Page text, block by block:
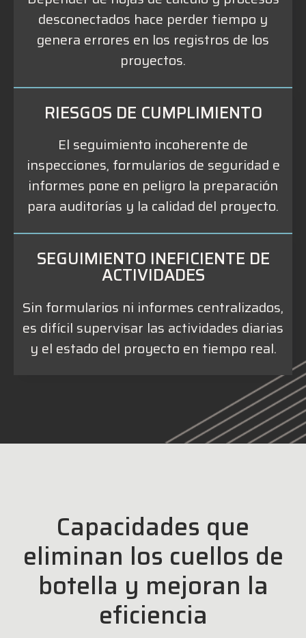
desconectados hace perder tiempo y
genera errores en los registros de los
proyectos.
RIESGOS DE CUMPLIMIENTO
El seguimiento incoherente de
inspecciones, formularios de seguridad e
informes pone en peligro la preparación
para auditorías y la calidad del proyecto.
SEGUIMIENTO INEFICIENTE DE
ACTIVIDADES
Sin formularios ni informes centralizados,
es difícil supervisar las actividades diarias
y el estado del proyecto en tiempo real.
Capacidades que
eliminan los cuellos de
botella y mejoran la
eficiencia